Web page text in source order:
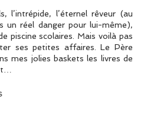
l’intrépide, l’éternel rêveur (au
un réel danger pour lui-même),
piscine scolaires. Mais voilà pas
ses petites affaires. Le Père
mes jolies baskets les livres de